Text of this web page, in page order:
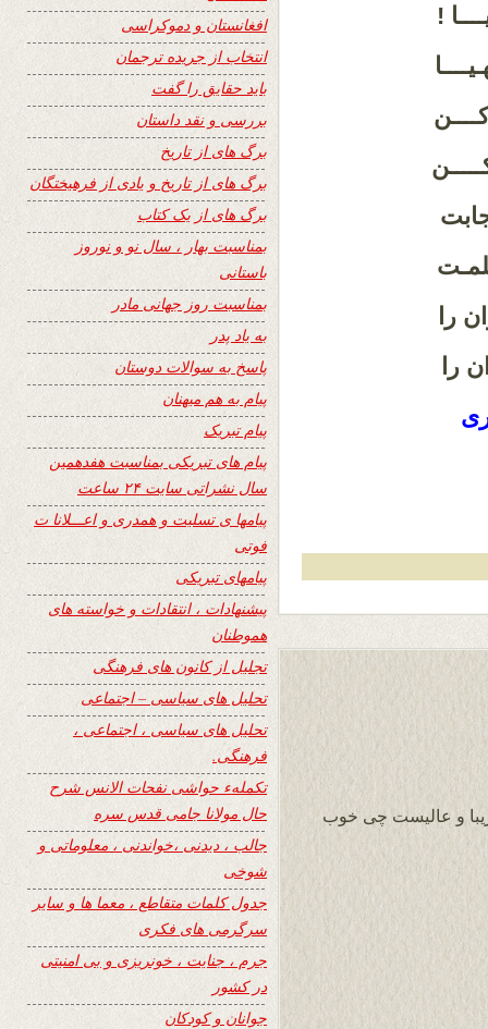
!
را
را
و عالیست چی خوب
افغانستان و دموکراسی
انتخاب از جریده ترجمان
باید حقایق را گفت
بررسی و نقد داستان
برگ های از تاریخ
برگ های از تاریخ و یادی از فرهیختگان
برگ های از یک کتاب
بمناسبت بهار ، سال نو و نوروز
باستانی
بمناسبت روز جهانی مادر
به یاد پدر
پاسخ به سوالات دوستان
پیام به هم میهنان
پیام تبریک
پیام های تبریکی بمناسبت هفدهمین
سال نشراتی سایت ۲۴ ساعت
پیامها ی تسلیت و همدری و اعـــلانا ت
فوتی
پیامهای تبریکی
پیشنهادات ، انتقادات و خواسته های
هموطنان
تجلیل از کانون های فرهنگی
تحلیل های سیاسی – اجتماعی
تحلیل های سیاسی ، اجتماعی ،
فرهنگی.
تکملهء حواشی نفحات الانس شرح
حال مولانا جامی قدس سره
جالب ، دیدنی ،خواندنی ، معلوماتی و
شوخی
جدول کلمات متقاطع ، معما ها و سایر
سرگرمی های فکری
جرم ، جنایت ، خونریزی و بی امنیتی
در کشور
جوانان و کودکان